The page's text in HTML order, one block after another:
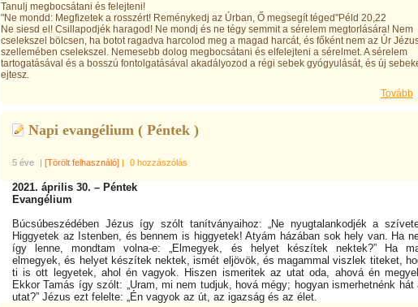
Tanulj megbocsátani és felejteni!
"Ne mondd: Megfizetek a rosszért! Reménykedj az Úrban, Ő megsegít téged"Péld 20,22
Ne siesd el! Csillapodjék haragod! Ne mondj és ne tégy semmit a sérelem megtorlására! Nem
cselekszel bölcsen, ha botot ragadva harcolod meg a magad harcát, és főként nem az Úr
szellemében cselekszel. Nemesebb dolog megbocsátani és elfelejteni a sérelmet. A sérelem
tartogatásával és a bosszú fontolgatásával akadályozod a régi sebek gyógyulását, és új
ejtesz.
Tovább
Napi evangélium ( Péntek )
5 éve | [Törölt felhasználó] | 0 hozzászólás
2021. április 30. – Péntek
Evangélium
Búcsúbeszédében Jézus így szólt tanítványaihoz: „Ne nyugtalankodjék a
Higgyetek az Istenben, és bennem is higgyetek! Atyám házában sok hely van. Ha
így lenne, mondtam volna-e: „Elmegyek, és helyet készítek nektek?” Ha
elmegyek, és helyet készítek nektek, ismét eljövök, és magammal viszlek titeket,
ti is ott legyetek, ahol én vagyok. Hiszen ismeritek az utat oda, ahová én
Ekkor Tamás így szólt: „Uram, mi nem tudjuk, hová mégy; hogyan ismerhetnénk hát
utat?” Jézus ezt felelte: „Én vagyok az út, az igazság és az élet.